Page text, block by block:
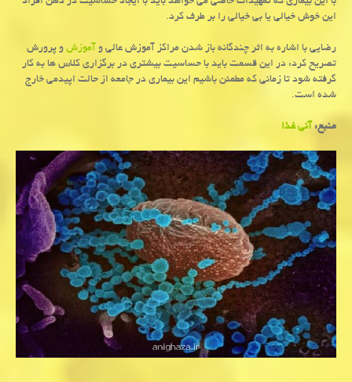
این خوش خیالی یا بی خیالی را بر طرف کرد.
رضایی با اشاره به اثر چندگانه باز شدن مراکز آموزش عالی وآموزشو پرورش
تصریح کرد: در این قسمت باید با حساسیت بیشتری در برگزاری کلاس ها به کار
گرفته شود تا زمانی که مطمئن باشیم این بیماری در جامعه از حالت اپیدمی خارج
شده است.
منبع:آنی غذا